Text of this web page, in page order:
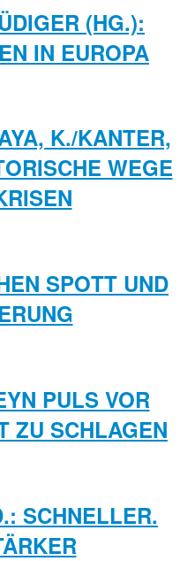
(HG.):
IN EUROPA
K./KANTER,
WEGE
SPOTT UND
PULS VOR
ZU SCHLAGEN
SCHNELLER.